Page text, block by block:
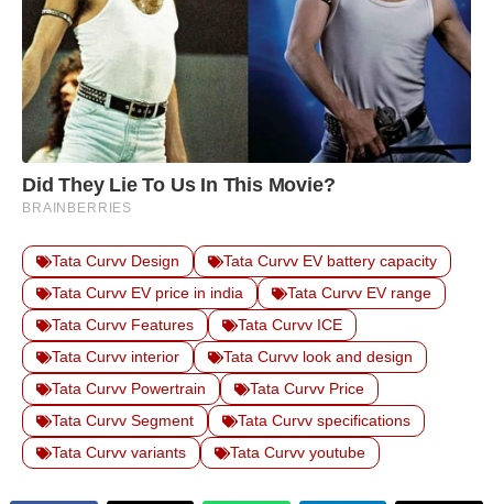
Tata Curvv Design
Tata Curvv EV battery capacity
Tata Curvv EV price in india
Tata Curvv EV range
Tata Curvv Features
Tata Curvv ICE
Tata Curvv interior
Tata Curvv look and design
Tata Curvv Powertrain
Tata Curvv Price
Tata Curvv Segment
Tata Curvv specifications
Tata Curvv variants
Tata Curvv youtube